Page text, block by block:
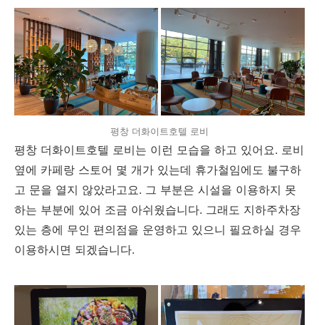
평창 더화이트호텔 로비
평창 더화이트호텔 로비는 이런 모습을 하고 있어요. 로비
옆에 카페랑 스토어 몇 개가 있는데 휴가철임에도 불구하
고 문을 열지 않았라고요. 그 부분은 시설을 이용하지 못
하는 부분에 있어 조금 아쉬웠습니다. 그래도 지하주차장
있는 층에 무인 편의점을 운영하고 있으니 필요하실 경우
이용하시면 되겠습니다.